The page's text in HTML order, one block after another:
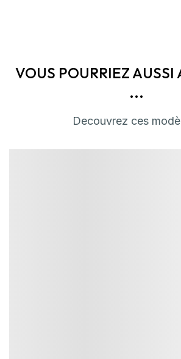
VOUS POURRIEZ AUSSI
...
Decouvrez ces